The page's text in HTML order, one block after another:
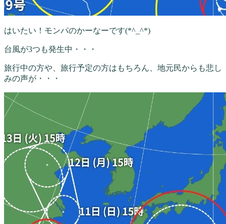
はいたい！モンパのかーなーです(*^_^*)
台風が3つも発生中・・・
旅行中の方や、旅行予定の方はもちろん、地元民からも悲し
みの声が・・・